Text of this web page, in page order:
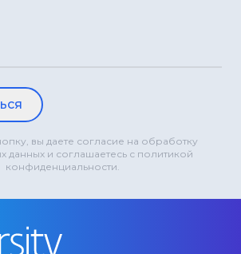
вы даете согласие на обработку
данных и соглашаетесь с политикой
конфиденциальности.